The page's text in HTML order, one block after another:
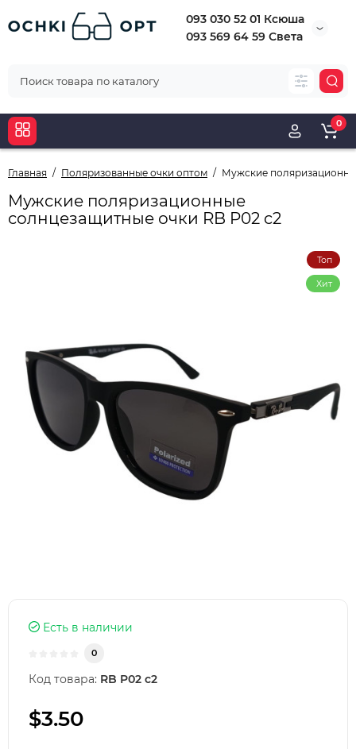
093 030 52 01 Ксюша
093 569 64 59 Света
0
Главная Поляризованные очки оптом Мужские
Мужские поляризационные
солнцезащитные очки RB P02 c2
Топ
Хит
Есть в наличии
0
Код товара: RB P02 c2
$3.50